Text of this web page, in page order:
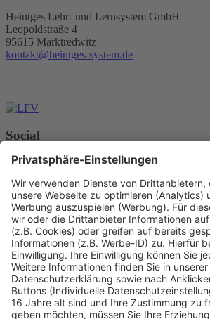
Heintges Lehr- und Lernsystem GmbH
Leopoldstraße 4
95615 Marktredwitz
kontakt@heintges-system.de
Social
Facebook
Youtube
© Copyright - Heintges Lehr- und
Impressum
Informationspflichten
Datenschutz
Widerrufsbelehrung
Nach oben scrollen